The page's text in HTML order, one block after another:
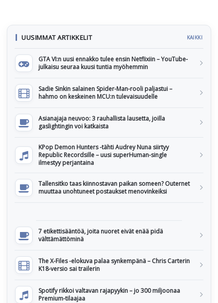
UUSIMMAT ARTIKKELIT KAIKKI
GTA VI:n uusi ennakko tulee ensin Netflixiin – YouTube-
julkaisu seuraa kuusi tuntia myöhemmin
Sadie Sinkin salainen Spider-Man-rooli paljastui –
hahmo on keskeinen MCU:n tulevaisuudelle
Asianajaja neuvoo: 3 rauhallista lausetta, joilla
gaslightingin voi katkaista
KPop Demon Hunters -tähti Audrey Nuna siirtyy
Republic Recordsille – uusi superHuman-single
ilmestyy perjantaina
Tallensitko taas kiinnostavan paikan someen? Outernet
muuttaa unohtuneet postaukset menovinkeiksi
7 etikettisääntöä, joita nuoret eivät enää pidä
välttämättöminä
The X-Files -elokuva palaa synkempänä – Chris Carterin
K18-versio sai trailerin
Spotify rikkoi valtavan rajapyykin – jo 300 miljoonaa
Premium-tilaajaa